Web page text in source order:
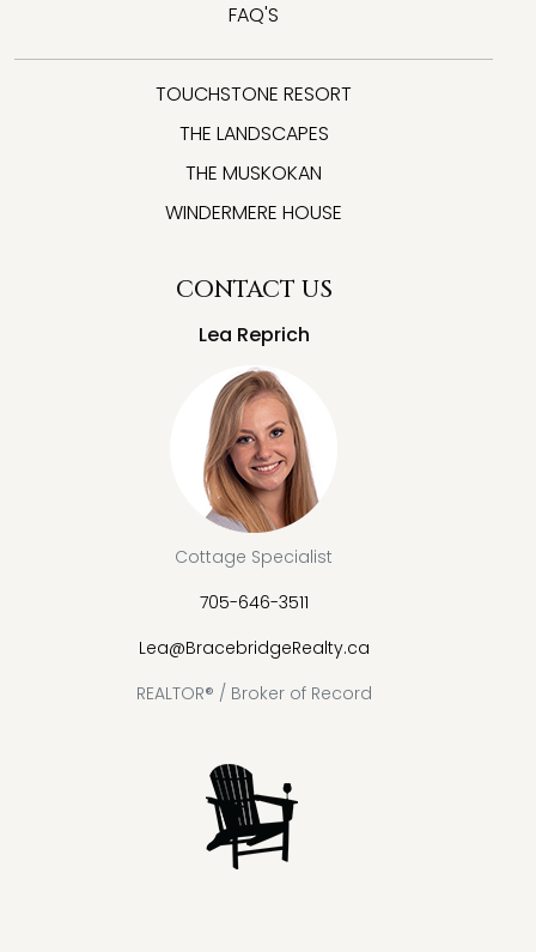
FAQ'S
TOUCHSTONE RESORT
THE LANDSCAPES
THE MUSKOKAN
WINDERMERE HOUSE
CONTACT US
Lea Reprich
Cottage Specialist
705-646-3511
Lea@BracebridgeRealty.ca
REALTOR® / Broker of Record